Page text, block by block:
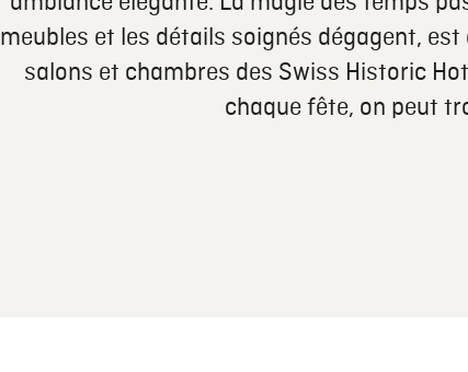
meubles et les détails soignés dégagent,
salons et chambres des Swiss Historic
chaque fête, on peut